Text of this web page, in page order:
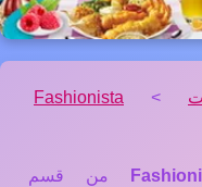
>
Fashionista
من قسم